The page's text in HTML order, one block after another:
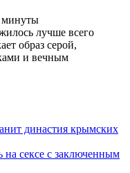
минуты
лучше всего
образ серой,
и вечным
династия крымских
сексе с заключенным